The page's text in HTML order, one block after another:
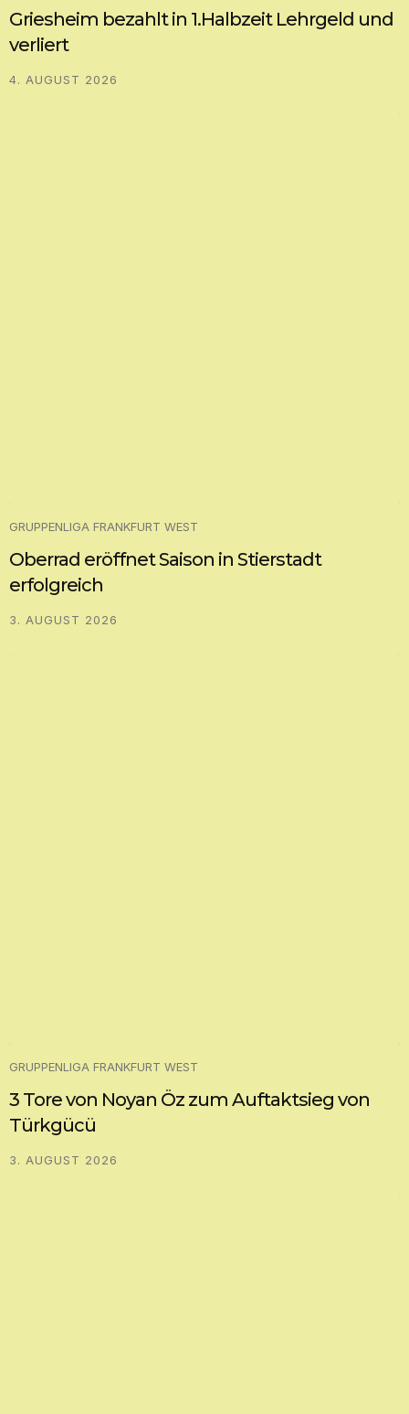
Griesheim bezahlt in 1.Halbzeit Lehrgeld und
verliert
4. AUGUST 2026
GRUPPENLIGA FRANKFURT WEST
Oberrad eröffnet Saison in Stierstadt
erfolgreich
3. AUGUST 2026
GRUPPENLIGA FRANKFURT WEST
3 Tore von Noyan Öz zum Auftaktsieg von
Türkgücü
3. AUGUST 2026